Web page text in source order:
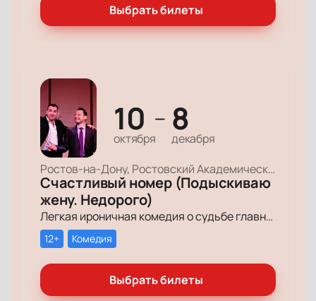
Выбрать билеты
10
октября
— 8
декабря
Ростов-на-Дону, Ростовский Академический Театр Драмы, Малая сцена
Счастливый номер (Подыскиваю
жену. Недорого)
Легкая ироничная комедия о судьбе главного героя-миллионера, который мечтает обрести успех и в личной жизни.
12+ Комедия
Выбрать билеты